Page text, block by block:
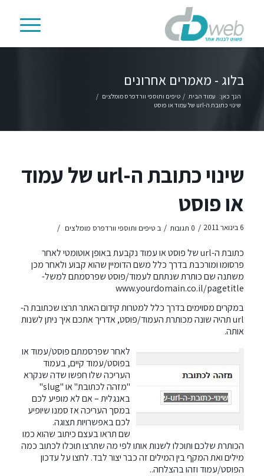
בלוג - מאמרים אחרונים
הנך כאן: עמוד הבית / טיפים ותוספי וורדפרס מומלצים /
שינוי כתובת ה-url של עמוד או פוסט
שינוי כתובת ה-url של עמוד
או פוסט
6 בינואר 2011 / 0 תגובות / ב טיפים ותוספי וורדפרס מומלצים /
כתובת ה-url של פוסט או עמוד נקבעת באופן אוטומטי לאחר
פרסומו ומורכבת בדרך כלל משם הדומיין שהוא קבוע ולאחר מכן
משתנה שם כותרת שנתתם לעמוד/פוסט שפרסמתם למשל-
www.yourdomain.co.il/pagetitle
במקרים מסוימים בדרך כלל למטרות קידום האתר תרצו שכתובת ה-
url תהיה שונה מכותרת העמוד/פוסט, אדריך אתכם איך ניתן לשנות
אותה.
לאחר שפרסמתם פוסט/עמוד או
בפוסט/עמוד קיים, בעמוד
העריכה שלו חפשו שדה שנקרא
"מזהה לכתובת" או "slug"
באנגלית –אם לא מופיע לכם
במסך העריכה אז סמנו שיופיע
לכם באפשרויות תצוגה.
שם תראו בעצם כיתוב שהוא כמו
הכותרת שלכם ותוכלו לשנות אותו לפי מה שתרצו תוכלו לכתוב כמה
מילים ואת המקף בין המילים זה כבר יצור לבד. לחצו על עדכון
הפוסט/עמוד וזהו בהצלחה..